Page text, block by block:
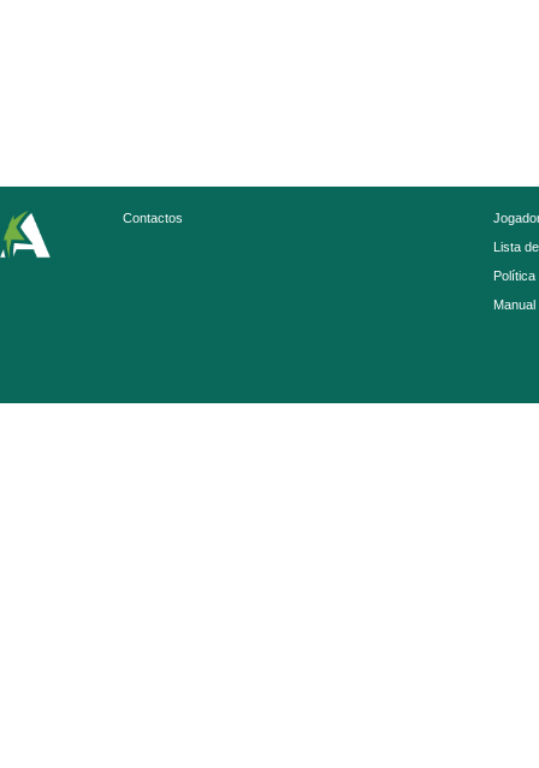
Contactos
Lista
Política